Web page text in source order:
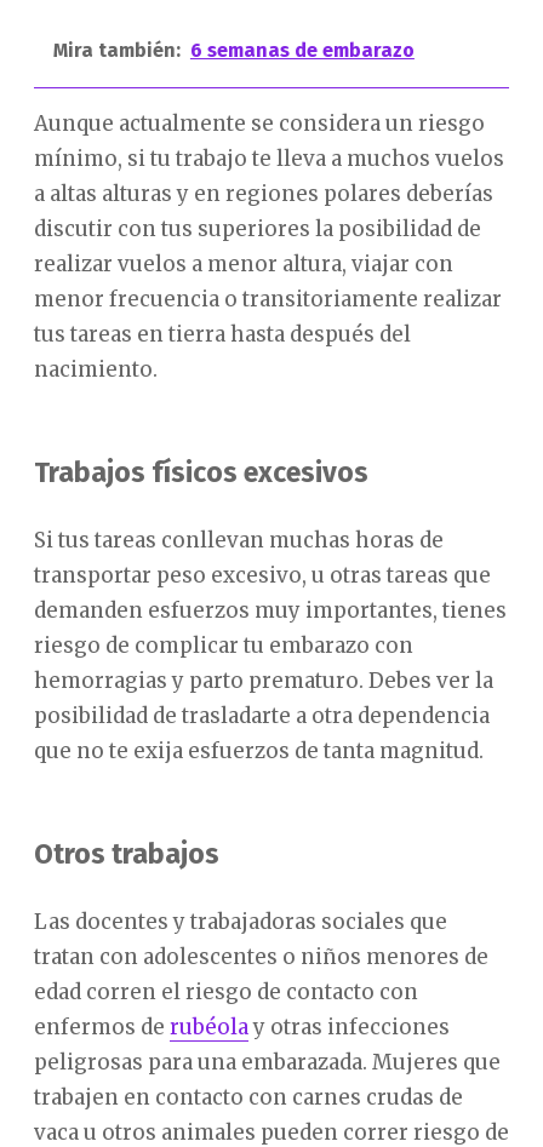
Mira también: 6 semanas de embarazo
Aunque actualmente se considera un riesgo
mínimo, si tu trabajo te lleva a muchos vuelos
a altas alturas y en regiones polares deberías
discutir con tus superiores la posibilidad de
realizar vuelos a menor altura, viajar con
menor frecuencia o transitoriamente realizar
tus tareas en tierra hasta después del
nacimiento.
Trabajos físicos excesivos
Si tus tareas conllevan muchas horas de
transportar peso excesivo, u otras tareas que
demanden esfuerzos muy importantes, tienes
riesgo de complicar tu embarazo con
hemorragias y parto prematuro. Debes ver la
posibilidad de trasladarte a otra dependencia
que no te exija esfuerzos de tanta magnitud.
Otros trabajos
Las docentes y trabajadoras sociales que
tratan con adolescentes o niños menores de
edad corren el riesgo de contacto con
enfermos de rubéolay otras infecciones
peligrosas para una embarazada. Mujeres que
trabajen en contacto con carnes crudas de
vaca u otros animales pueden correr riesgo de